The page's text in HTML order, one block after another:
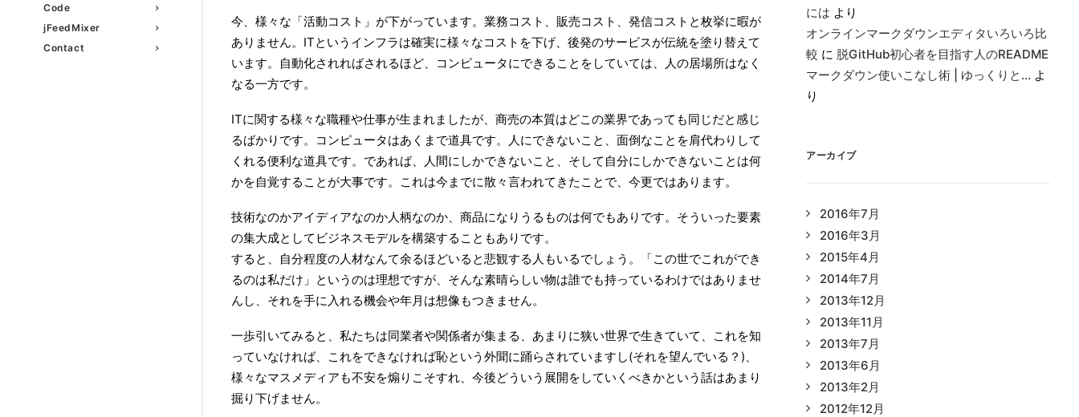
Code
jFeedMixer
Contact
今、様々な「活動コスト」が下がっています。業務コスト、販売コスト、発信コストと枚挙に暇が
ありません。ITというインフラは確実に様々なコストを下げ、後発のサービスが伝統を塗り替えて
います。自動化されればされるほど、コンピュータにできることをしていては、人の居場所はなく
なる一方です。
ITに関する様々な職種や仕事が生まれましたが、商売の本質はどこの業界であっても同じだと感じ
るばかりです。コンピュータはあくまで道具です。人にできないこと、面倒なことを肩代わりして
くれる便利な道具です。であれば、人間にしかできないこと、そして自分にしかできないことは何
かを自覚することが大事です。これは今までに散々言われてきたことで、今更ではあります。
技術なのかアイディアなのか人柄なのか、商品になりうるものは何でもありです。そういった要素
の集大成としてビジネスモデルを構築することもありです。
すると、自分程度の人材なんて余るほどいると悲観する人もいるでしょう。「この世でこれができ
るのは私だけ」というのは理想ですが、そんな素晴らしい物は誰でも持っているわけではありませ
んし、それを手に入れる機会や年月は想像もつきません。
一歩引いてみると、私たちは同業者や関係者が集まる、あまりに狭い世界で生きていて、これを知
っていなければ、これをできなければ恥という外聞に踊らされていますし(それを望んでいる？)、
様々なマスメディアも不安を煽りこそすれ、今後どういう展開をしていくべきかという話はあまり
掘り下げません。
には より
オンラインマークダウンエディタいろいろ比
較 に 脱GitHub初心者を目指す人のREADME
マークダウン使いこなし術 | ゆっくりと… よ
り
アーカイブ
2016年7月
2016年3月
2015年4月
2014年7月
2013年12月
2013年11月
2013年7月
2013年6月
2013年2月
2012年12月